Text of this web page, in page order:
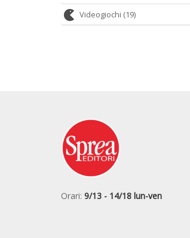
Videogiochi (19)
Orari: 9/13 - 14/18 lun-ven